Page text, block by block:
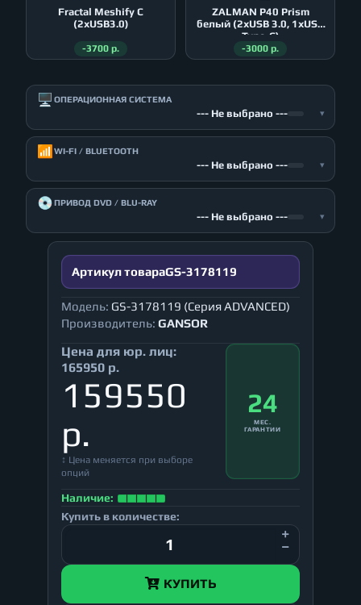
Fractal Meshify C
(2xUSB3.0)
-3700 р.
ZALMAN P40 Prism
белый (2xUSB 3.0, 1xUSB
Type-C)
-3000 р.
🖥️ ОПЕРАЦИОННАЯ СИСТЕМА
--- Не выбрано --- ▾
📶 WI-FI / BLUETOOTH
--- Не выбрано --- ▾
💿ПРИВОД DVD / BLU-RAY
--- Не выбрано --- ▾
Артикул товараGS-3178119
Модель: GS-3178119 (Серия ADVANCED)
Производитель: GANSOR
Цена для юр. лиц:
165950 р.
159550
р.
↕ Цена меняется при выборе
опций
24
МЕС.
ГАРАНТИИ
Наличие:
Купить в количестве:
КУПИТЬ